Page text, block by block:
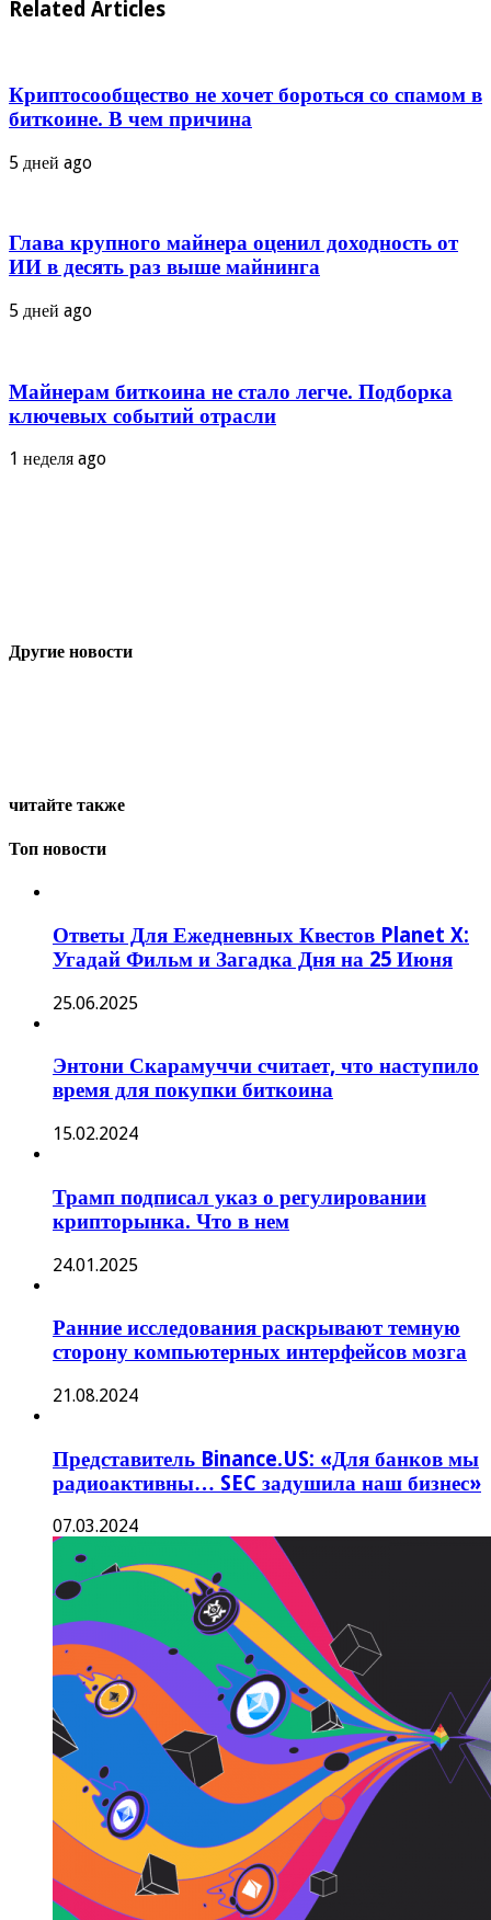
Related Articles
Криптосообщество не хочет бороться со спамом в
биткоине. В чем причина
5 дней ago
Глава крупного майнера оценил доходность от
ИИ в десять раз выше майнинга
5 дней ago
Майнерам биткоина не стало легче. Подборка
ключевых событий отрасли
1 неделя ago
Другие новости
читайте также
Топ новости
Ответы Для Ежедневных Квестов Planet X:
Угадай Фильм и Загадка Дня на 25 Июня
25.06.2025
Энтони Скарамуччи считает, что наступило
время для покупки биткоина
15.02.2024
Трамп подписал указ о регулировании
крипторынка. Что в нем
24.01.2025
Ранние исследования раскрывают темную
сторону компьютерных интерфейсов мозга
21.08.2024
Представитель Binance.US: «Для банков мы
радиоактивны… SEC задушила наш бизнес»
07.03.2024